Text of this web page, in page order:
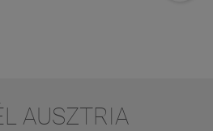
AUSZTRIA